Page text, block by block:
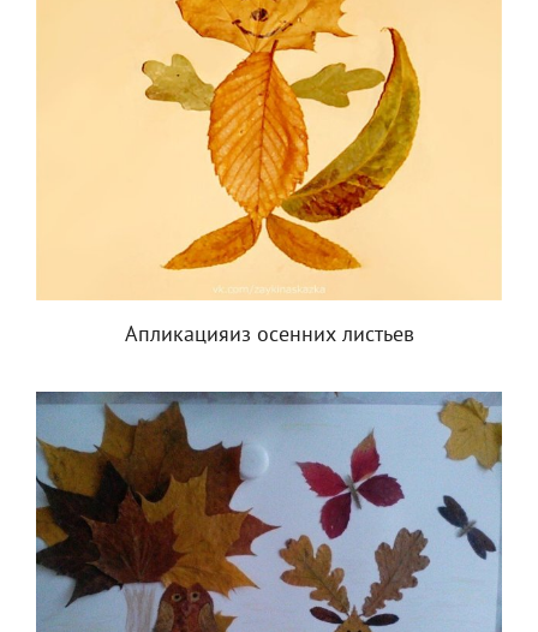
Апликацияиз осенних листьев